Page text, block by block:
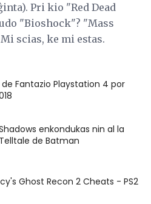
Pri kio "Red Dead
"Bioshock"? "Mass
scias, ke mi estas.
de Fantazio Playstation 4 por
enkondukas nin al la
de Batman
Ghost Recon 2 Cheats - PS2